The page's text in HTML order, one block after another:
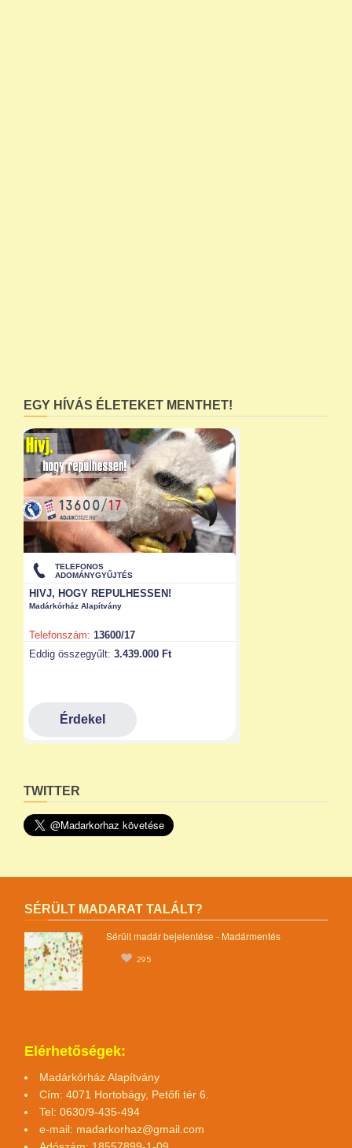
EGY HÍVÁS ÉLETEKET MENTHET!
TWITTER
SÉRÜLT MADARAT TALÁLT?
Sérült madár bejelentése - Madármentés
295
Elérhetőségek:
Madárkórház Alapítvány
Cím: 4071 Hortobágy, Petőfi tér 6.
Tel: 0630/9-435-494
e-mail: madarkorhaz@gmail.com